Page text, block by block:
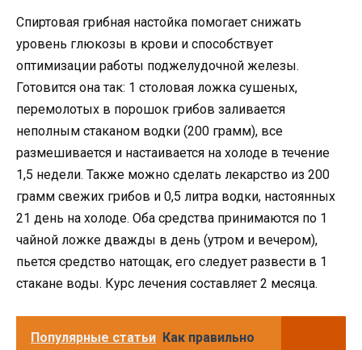
Спиртовая грибная настойка помогает снижать
уровень глюкозы в крови и способствует
оптимизации работы поджелудочной железы.
Готовится она так: 1 столовая ложка сушеных,
перемолотых в порошок грибов заливается
неполным стаканом водки (200 грамм), все
размешивается и настаивается на холоде в течение
1,5 недели. Также можно сделать лекарство из 200
грамм свежих грибов и 0,5 литра водки, настоянных
21 день на холоде. Оба средства принимаются по 1
чайной ложке дважды в день (утром и вечером),
пьется средство натощак, его следует развести в 1
стакане воды. Курс лечения составляет 2 месяца.
Популярные статьи Как правильно